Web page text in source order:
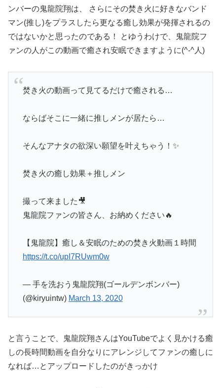
ンバーの鬼龍院翔は、 さらにその焚き火に好きなバンド
マン(推し)をプラスしたら更なる癒し効果が発揮されるの
ではないかと思ったのである！ とゆうわけで、鬼龍院フ
ァンの人がこの動画で癒され安眠できますように(^-^人)
焚き火の動画って見てるだけで癒される…
ならばそこに一緒に推しメンが居たら…
そんなアナタの欲深い願望を叶えちゃう！✨
焚き火の癒し効果＋推しメン
撮って来ました🎥
鬼龍院ファンの皆さん、お納めください🔥
【鬼龍院】癒し＆安眠のための焚き火動画１時間
https://t.co/upI7RUwm0w
— 手を洗おう鬼龍院翔(ゴールデンボンバー)
(@kiryuintw) March 13, 2020
と言うことで、鬼龍院翔さんはYouTubeでよく見かける癒
しの長時間動画を自分なりにアレンジしてファンの癒しに
なれば…とアップロードしたのがきっかけ